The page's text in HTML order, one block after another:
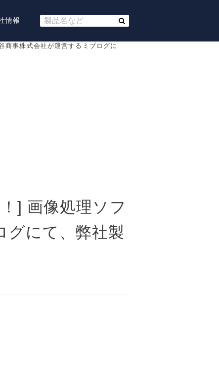
情報
商事株式会社が運営するミブログに
] 画像処理ソフ
グにて、弊社製